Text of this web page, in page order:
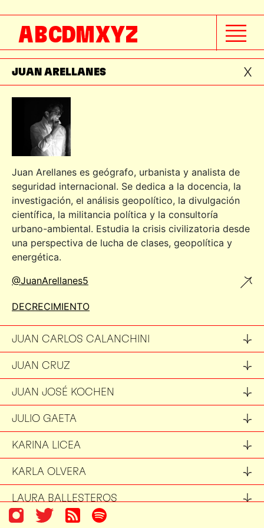
ABCDMXYZ
JOSE MARÍA ESPINAZA
JOSÉ VALDIVIA
JUAN ARELLANES
Juan Arellanes es geógrafo, urbanista y analista de
seguridad internacional. Se dedica a la docencia, la
investigación, el análisis geopolítico, la divulgación
científica, la militancia política y la consultoría
urbano-ambiental. Estudia la crisis civilizatoria desde
una perspectiva de lucha de clases, geopolítica y
energética.
@JuanArellanes5
DECRECIMIENTO
JUAN CARLOS CALANCHINI
JUAN CRUZ
JUAN JOSÉ KOCHEN
JULIO GAETA
KARINA LICEA
KARLA OLVERA
LAURA BALLESTEROS
LAURA JANKA